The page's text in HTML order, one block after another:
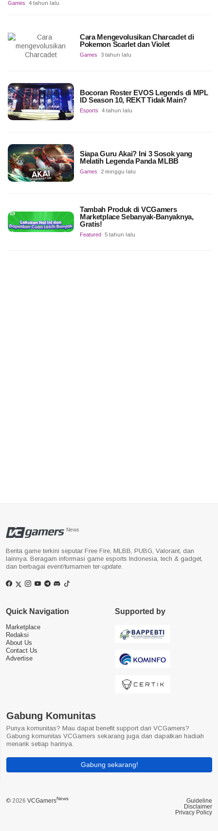
Games 4 tahun lalu
Cara Mengevolusikan Charcadet di
Pokemon Scarlet dan Violet
Games 3 tahun lalu
Bocoran Roster EVOS Legends di MPL
ID Season 10, REKT Tidak Main?
Esports 4 tahun lalu
Siapa Guru Akai? Ini 3 Sosok yang
Melatih Legenda Panda MLBB
Games 2 minggu lalu
Tambah Produk di VCGamers
Marketplace Sebanyak-Banyaknya,
Gratis!
Featured 5 tahun lalu
News
Berita game terkini seputar Free Fire, MLBB, PUBG, Valorant, dan
lainnya. Beragam informasi game esports Indonesia, tech & gadget,
dan berbagai event/turnamen ter-update.
Quick Navigation
Marketplace
Redaksi
About Us
Contact Us
Advertise
Supported by
Gabung Komunitas
Punya komunitas? Mau dapat benefit support dari VCGamers?
Gabung komunitas VCGamers sekarang juga dan dapatkan hadiah
menarik setiap harinya.
Gabung sekarang!
© 2026 VCGamersNews
Guideline
Disclaimer
Privacy Policy